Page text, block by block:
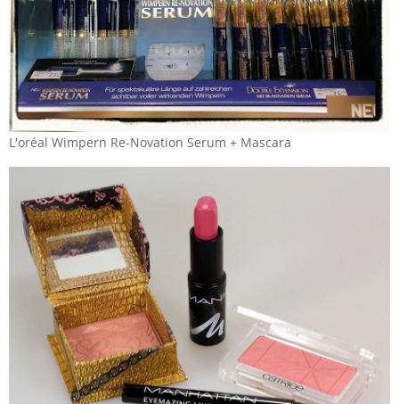
L'oréal Wimpern Re-Novation Serum + Mascara